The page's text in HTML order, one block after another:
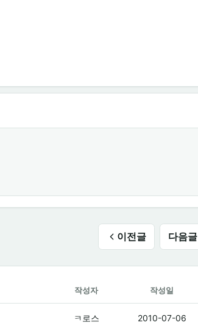
이전글 다음글
작성자 작성일
ㅋ로스 2010-07-06